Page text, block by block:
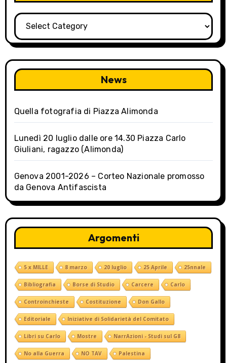
a
t
i
o
Categorie
News
Quella fotografia di Piazza Alimonda
Lunedì 20 luglio dalle ore 14.30 Piazza Carlo
Giuliani, ragazzo (Alimonda)
Genova 2001-2026 – Corteo Nazionale promosso
da Genova Antifascista
Argomenti
5 x MILLE 8 marzo 20 luglio 25 Aprile 25nnale
Bibliografia Borse di Studio Carcere Carlo
Controinchieste Costituzione Don Gallo
Editoriale Iniziative di Solidarietà del Comitato
Libri su Carlo Mostre NarrAzioni - Studi sul G8
No alla Guerra NO TAV Palestina